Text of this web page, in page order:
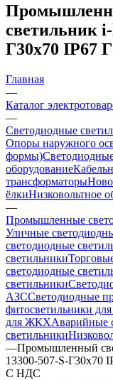
светильник
Г30х70 IP67
Главная
—
Каталог
—
Светодиодные
Опоры наружного
формы)
оборудование
трансформаторы
ёлкиНизковольтное
—
Промышленные
Уличные
светодиодные
светильники
светодиодные
светильники
АЗССветодиодные
фитосветильники
для ЖКХАварийные
светильники
—Промышленный
13300-507-S-Г30х70
С НДС